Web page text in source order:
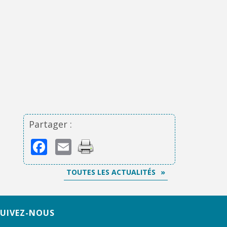
Partager :
Facebook
Email
TOUTES LES ACTUALITÉS
NOUS